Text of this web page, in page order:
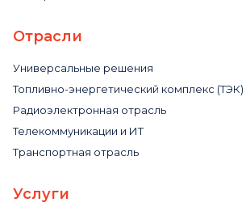
Отрасли
Универсальные решения
Топливно-энергетический комплекс (ТЭК)
Радиоэлектронная отрасль
Телекоммуникации и ИТ
Транспортная отрасль
Услуги